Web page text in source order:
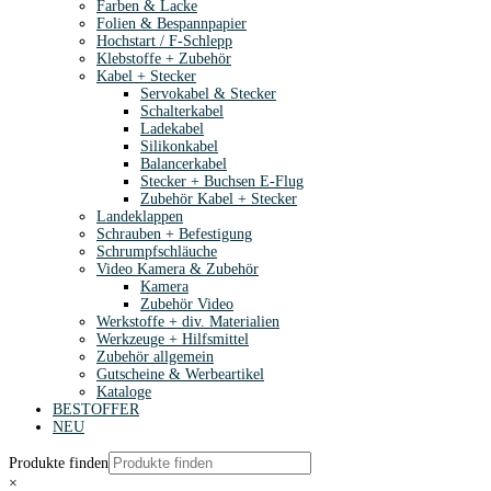
Farben & Lacke
Folien & Bespannpapier
Hochstart / F-Schlepp
Klebstoffe + Zubehör
Kabel + Stecker
Servokabel & Stecker
Schalterkabel
Ladekabel
Silikonkabel
Balancerkabel
Stecker + Buchsen E-Flug
Zubehör Kabel + Stecker
Landeklappen
Schrauben + Befestigung
Schrumpfschläuche
Video Kamera & Zubehör
Kamera
Zubehör Video
Werkstoffe + div. Materialien
Werkzeuge + Hilfsmittel
Zubehör allgemein
Gutscheine & Werbeartikel
Kataloge
BESTOFFER
NEU
Produkte finden
×